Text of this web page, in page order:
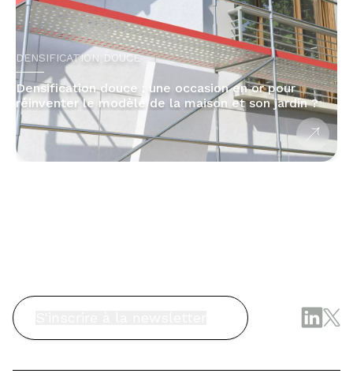
DENSIFICATION DOUCE
Densification douce : une occasion en or pour
réinventer le modèle de la maison et son jardin ?